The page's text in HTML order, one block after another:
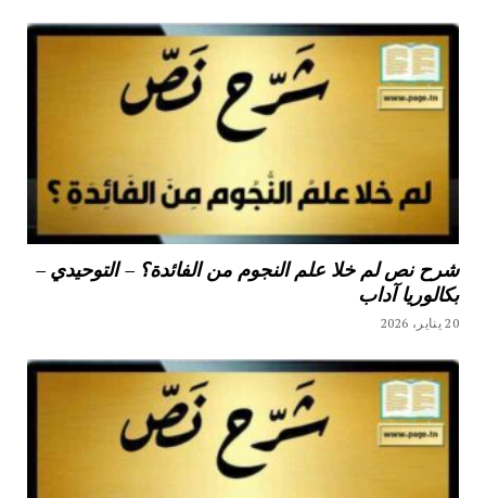
شرح نص لم خلا علم النجوم من الفائدة؟ – التوحيدي –
بكالوريا آداب
20 يناير، 2026